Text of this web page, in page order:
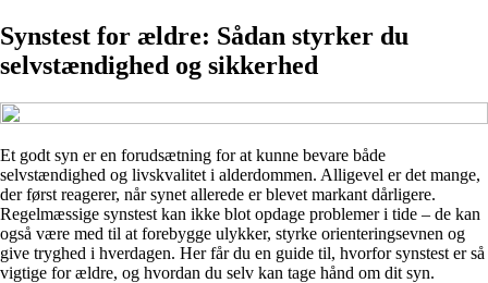
Synstest for ældre: Sådan styrker du
selvstændighed og sikkerhed
Et godt syn er en forudsætning for at kunne bevare både
selvstændighed og livskvalitet i alderdommen. Alligevel er det mange,
der først reagerer, når synet allerede er blevet markant dårligere.
Regelmæssige synstest kan ikke blot opdage problemer i tide – de kan
også være med til at forebygge ulykker, styrke orienteringsevnen og
give tryghed i hverdagen. Her får du en guide til, hvorfor synstest er så
vigtige for ældre, og hvordan du selv kan tage hånd om dit syn.